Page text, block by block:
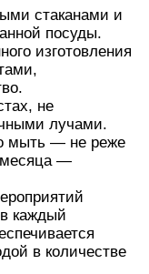
стаканами и
посуды.
изготовления
не
лучами.
мыть — не реже
месяца —
каждый
в количестве